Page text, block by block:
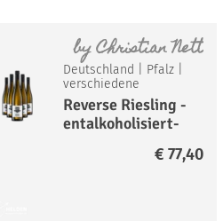
byChristian Nett
Deutschland Pfalz|
verschiedene
Reverse Riesling -
entalkoholisiert-
€ 77,40